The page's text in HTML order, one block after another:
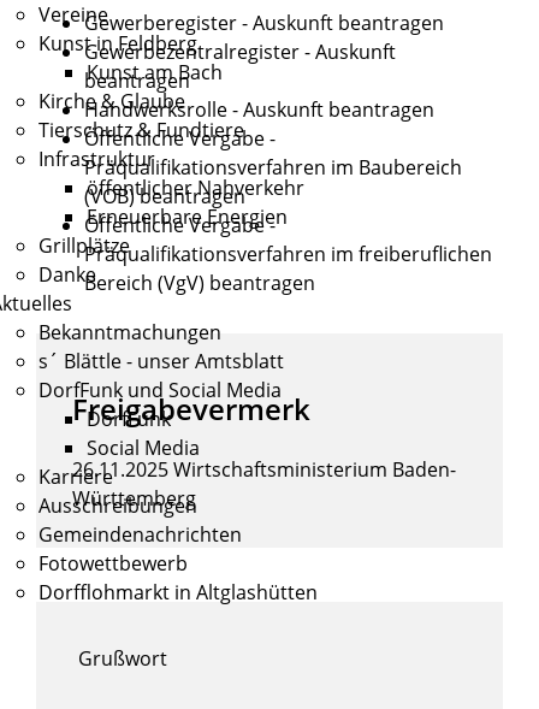
Vereine
Kunst in Feldberg
Kunst am Bach
Kirche & Glaube
Tierschutz & Fundtiere
Infrastruktur
öffentlicher Nahverkehr
Erneuerbare Energien
Grillplätze
Danke
Bekanntmachungen
s´ Blättle - unser Amtsblatt
DorfFunk und Social Media
DorfFunk
Social Media
Karriere
Ausschreibungen
Gemeindenachrichten
Fotowettbewerb
Dorfflohmarkt in Altglashütten
Gewerberegister - Auskunft beantragen
Gewerbezentralregister - Auskunft
beantragen
Handwerksrolle - Auskunft beantragen
Öffentliche Vergabe -
Präqualifikationsverfahren im Baubereich
(VOB) beantragen
Öffentliche Vergabe -
Präqualifikationsverfahren im freiberuflichen
Bereich (VgV) beantragen
Freigabevermerk
26.11.2025Wirtschaftsministerium Baden-
Württemberg
Grußwort